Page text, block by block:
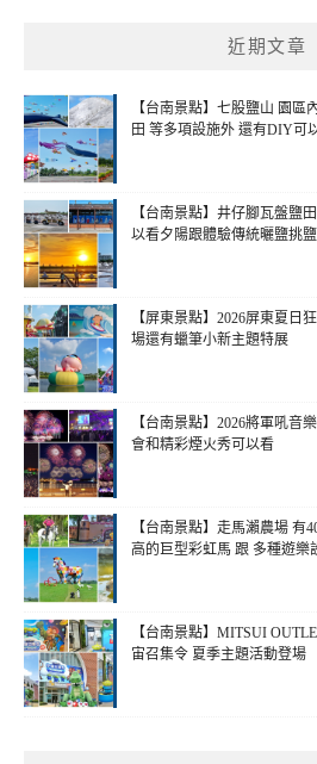
近期文章
【台南景點】七股鹽山 園區
田 等多項設施外 還有DIY可
【台南景點】井仔腳瓦盤鹽
以看夕陽跟體驗傳統曬鹽挑
【屏東景點】2026屏東夏日
場還有蠟筆小新主題特展
【台南景點】2026將軍吼音
會和精彩煙火秀可以看
【台南景點】走馬瀨農場 有
高的巨型彩虹馬 跟 多種遊樂
【台南景點】MITSUI
宙召集令 夏季主題活動登場